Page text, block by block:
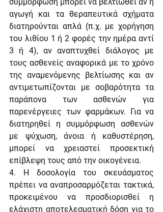
αγωγή και τα θεραπευτικά σχήματα
διατηρούνται απλά (π.χ. με χορήγηση
του λιθίου 1 ή 2 φορές την ημέρα αντί
3 ή 4), αν αναπτυχθεί διάλογος με
τους ασθενείς αναφορικά με το χρόνο
της αναμενόμενης βελτίωσης και αν
αντιμετωπίζονται με σοβαρότητα τα
παράπονα των ασθενών για
παρενέργειες των φαρμάκων. Για να
διατηρηθεί η συμμόρφωση ασθενών
με ψύχωση, άνοια ή καθυστέρηση,
μπορεί να χρειαστεί προσεκτική
επίβλεψη τους από την οικογένεια.
4. Η δοσολογία του σκευάσματος
πρέπει να αναπροσαρμόζεται τακτικά,
προκειμένου να προσδιορισθεί η
ελάχιστη αποτελεσματική δόση για το